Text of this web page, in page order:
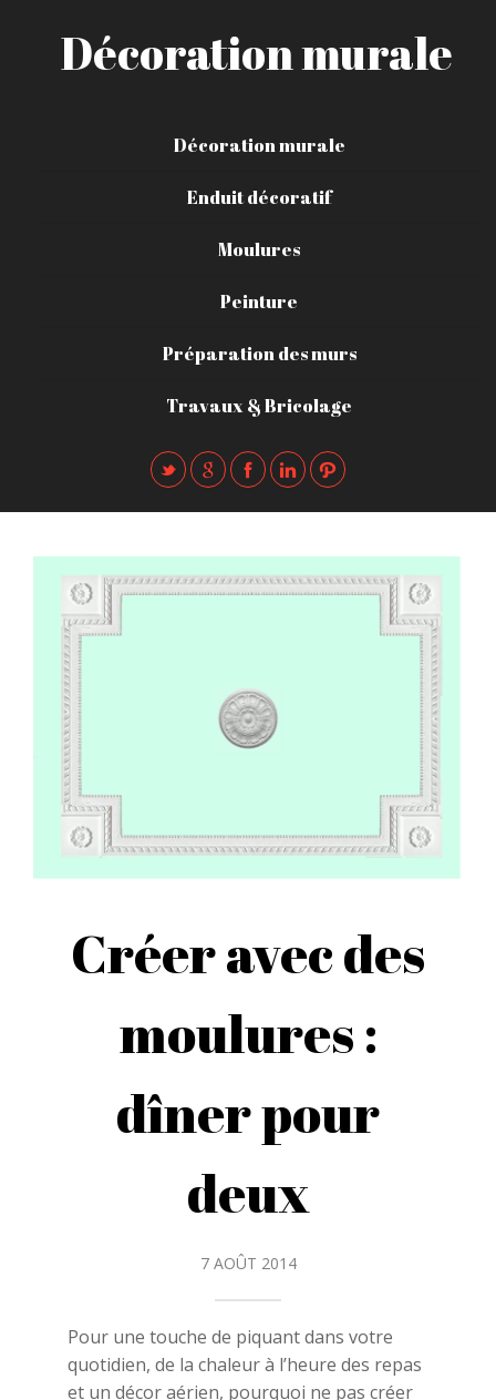
Décoration murale
Décoration murale
Enduit décoratif
Moulures
Peinture
Préparation des murs
Travaux & Bricolage
Créer avec des
moulures :
dîner pour
deux
7 AOÛT 2014
Pour une touche de piquant dans votre
quotidien, de la chaleur à l’heure des repas
et un décor aérien, pourquoi ne pas créer